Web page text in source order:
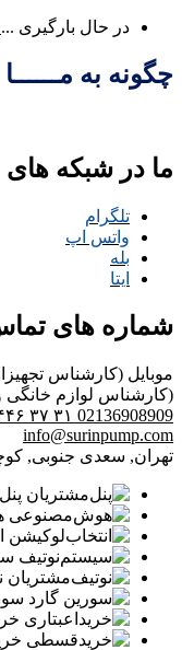
در حال بارگیری ...
چگونه به
ما در شبکه های
تلگرام
واتس اپ
بله
ایتا
شماره های
موبایل (کارشناس
(کارشناس لوازم خانگی
02136908909 ۰۹۱۲
info@surinpump.com
تهران, سعدی جنوبی, کوچه